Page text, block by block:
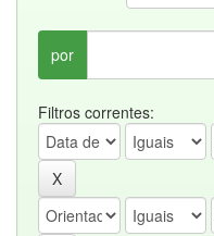
por
Filtros correntes: